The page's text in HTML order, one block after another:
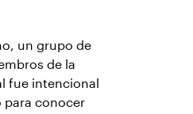
un grupo de
de la
fue intencional
para conocer